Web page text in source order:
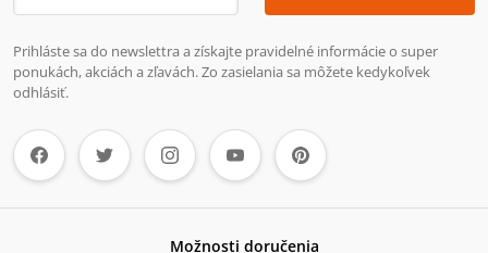
Prihláste sa do newslettra a získajte pravidelné informácie o super
ponukách, akciách a zľavách. Zo zasielania sa môžete kedykoľvek
odhlásiť.
Možnosti doručenia